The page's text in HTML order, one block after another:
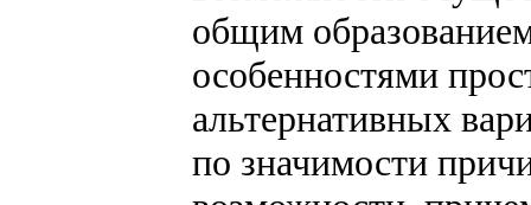
общим
особенностями
альтернативных
по значимости